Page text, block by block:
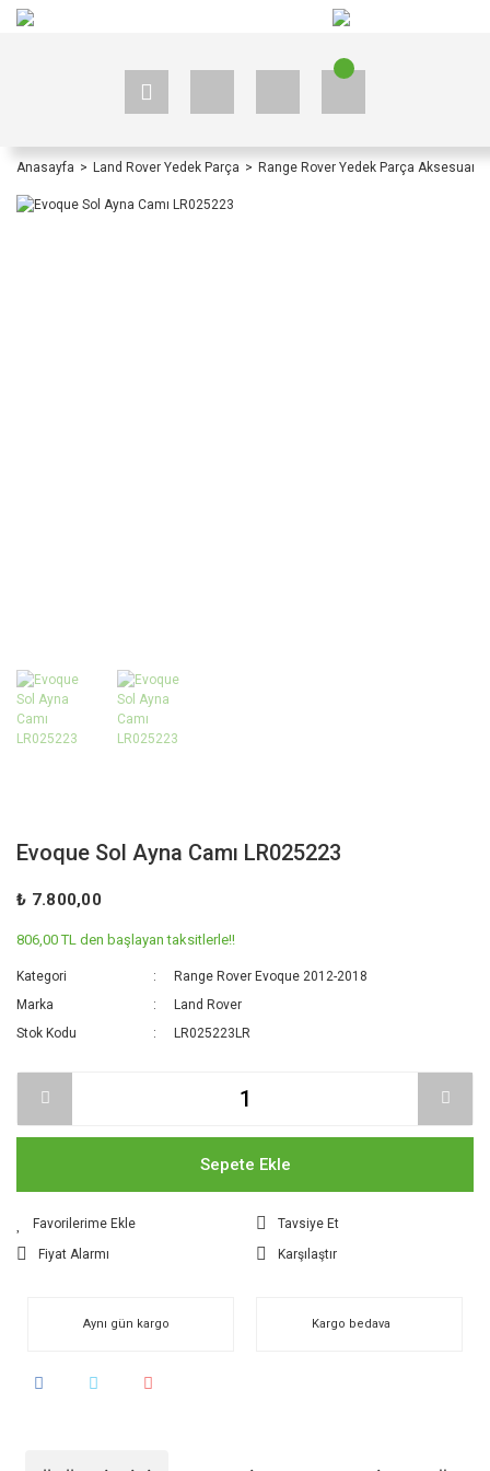
Anasayfa Land Rover Yedek Parça Range Rover Yedek Parça Aksesuar
Evoque Sol Ayna Camı LR025223
₺ 7.800,00
806,00 TL den başlayan taksitlerle!!
Kategori
Range Rover Evoque 2012-2018
Marka
Land Rover
Stok Kodu
LR025223LR
Sepete Ekle
Tavsiye Et
Fiyat Alarmı
Karşılaştır
Aynı gün kargo Kargo bedava